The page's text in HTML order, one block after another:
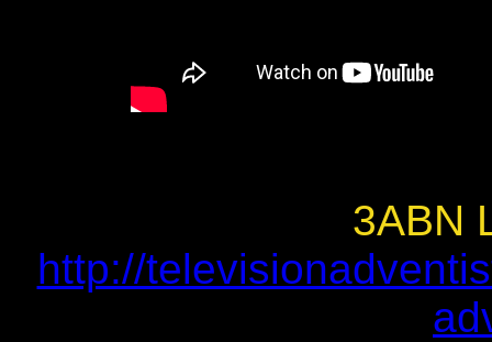
3ABN
http://